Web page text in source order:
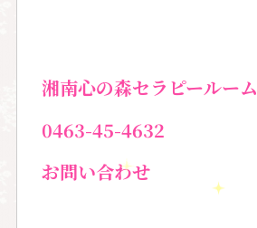
湘南心の森セラピールーム
0463-45-4632
お問い合わせ